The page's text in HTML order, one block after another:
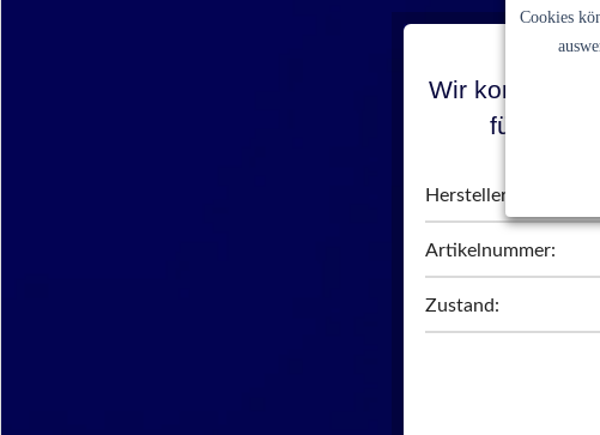
Wir konnten
für Ihre
Hersteller:
Artikelnummer:
Zustand:
Cookies